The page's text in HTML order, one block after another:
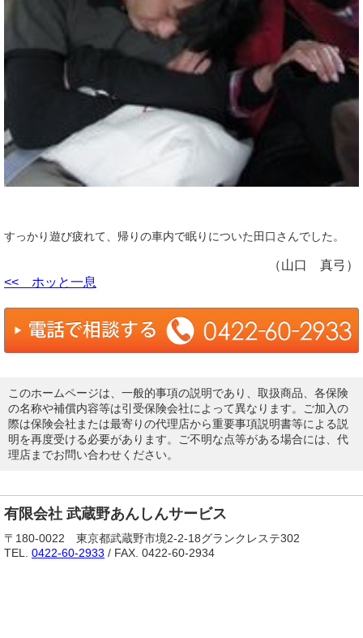
すっかり遊び疲れて、帰りの車内で眠りについた田口さんでした。
（山口 真弓）
<< ホッと一息
このホームページは、一般的事項の説明であり、取扱商品、各保険
の名称や補償内容等は引受保険会社によって異なります。ご加入の
際は保険会社または最寄りの代理店から重要事項説明書等による説
明を再度受ける必要があります。ご不明な点等がある場合には、代
理店までお問い合わせください。
有限会社 武蔵野あんしんサービス
〒180-0022 東京都武蔵野市境2-2-18グランクレステ302
TEL. 0422-60-2933 / FAX. 0422-60-2934